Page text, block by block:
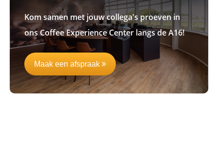
Kom samen met jouw collega's proeven in
ons Coffee Experience Center langs de A16!
Maak een afspraak